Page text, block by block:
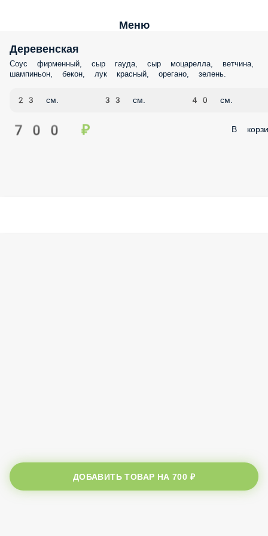
Меню
Деревенская
Соус фирменный, сыр гауда, сыр моцарелла, ветчина,
шампиньон, бекон, лук красный, орегано, зелень.
23 см. 33 см. 40 см.
700 ₽ В
ДОБАВИТЬ ТОВАР НА700 ₽